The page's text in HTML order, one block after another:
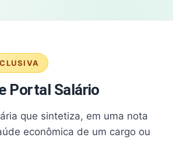
Portal Salário
que sintetiza, em uma nota
econômica de um cargo ou